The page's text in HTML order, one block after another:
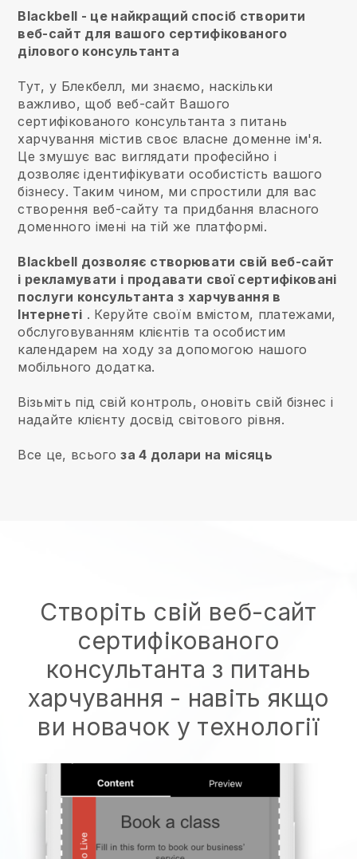
Blackbell - це найкращий спосіб створити
веб-сайт для вашого сертифікованого
ділового консультанта
Тут, у Блекбелл, ми знаємо, наскільки
важливо, щоб веб-сайт Вашого
сертифікованого консультанта з питань
харчування містив своє власне доменне ім'я.
Це змушує вас виглядати професійно і
дозволяє ідентифікувати особистість вашого
бізнесу. Таким чином, ми спростили для вас
створення веб-сайту та придбання власного
доменного імені на тій же платформі.
Blackbell дозволяє створювати свій веб-сайт
і рекламувати і продавати свої сертифіковані
послуги консультанта з харчування в
Інтернеті . Керуйте своїм вмістом, платежами,
обслуговуванням клієнтів та особистим
календарем на ходу за допомогою нашого
мобільного додатка.
Візьміть під свій контроль, оновіть свій бізнес і
надайте клієнту досвід світового рівня.
Все це, всьогоза 4 долари на місяць
Створіть свій веб-сайт
сертифікованого
консультанта з питань
харчування - навіть якщо
ви новачок у технології